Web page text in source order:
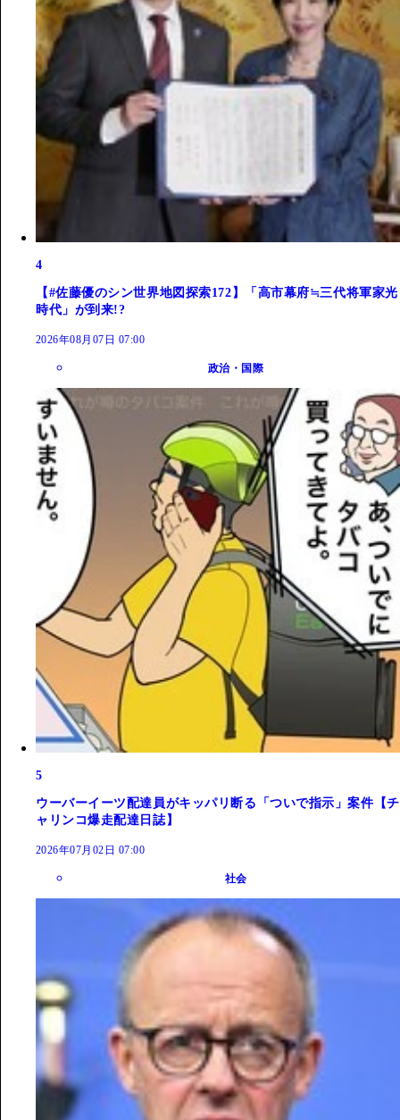
4
【#佐藤優のシン世界地図探索172】「高市幕府≒三代将軍家光
時代」が到来!?
2026年08月07日 07:00
政治・国際
5
ウーバーイーツ配達員がキッパリ断る「ついで指示」案件【チ
ャリンコ爆走配達日誌】
2026年07月02日 07:00
社会